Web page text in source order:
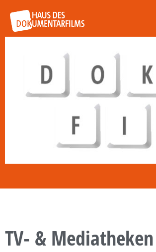
TV- &